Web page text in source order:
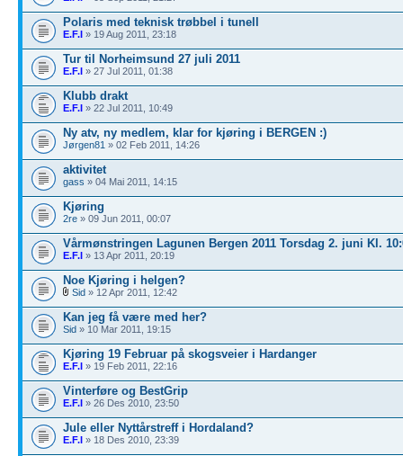
Polaris med teknisk trøbbel i tunell
E.F.I » 19 Aug 2011, 23:18
Tur til Norheimsund 27 juli 2011
E.F.I » 27 Jul 2011, 01:38
Klubb drakt
E.F.I » 22 Jul 2011, 10:49
Ny atv, ny medlem, klar for kjøring i BERGEN :)
Jørgen81 » 02 Feb 2011, 14:26
aktivitet
gass » 04 Mai 2011, 14:15
Kjøring
2re » 09 Jun 2011, 00:07
Vårmønstringen Lagunen Bergen 2011 Torsdag 2. juni Kl.
E.F.I » 13 Apr 2011, 20:19
Noe Kjøring i helgen?
Sid » 12 Apr 2011, 12:42
Kan jeg få være med her?
Sid » 10 Mar 2011, 19:15
Kjøring 19 Februar på skogsveier i Hardanger
E.F.I » 19 Feb 2011, 22:16
Vinterføre og BestGrip
E.F.I » 26 Des 2010, 23:50
Jule eller Nyttårstreff i Hordaland?
E.F.I » 18 Des 2010, 23:39